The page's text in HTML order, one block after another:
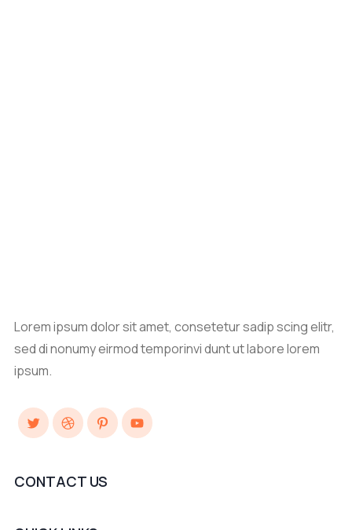
Lorem ipsum dolor sit amet, consetetur sadip scing elitr,
sed di nonumy eirmod temporinvi dunt ut labore lorem
ipsum.
TwitterDribbblePinterestYouTube
CONTACT US